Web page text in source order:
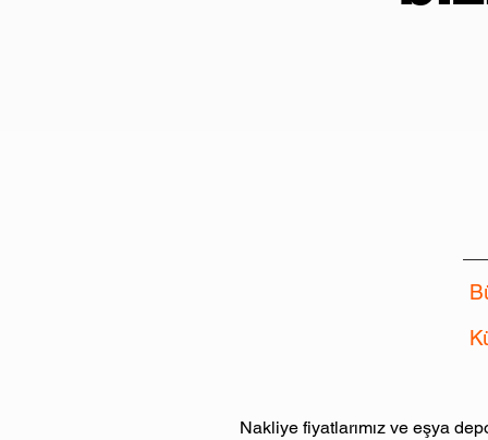
Nakliye fiyatlarımız ve eşya